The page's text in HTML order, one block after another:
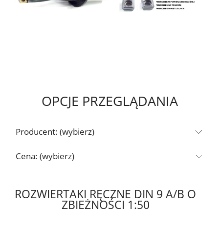
OPCJE PRZEGLĄDANIA
Producent: (wybierz)
Cena: (wybierz)
ROZWIERTAKI RĘCZNE DIN 9 A/B O
ZBIEŻNOŚCI 1:50